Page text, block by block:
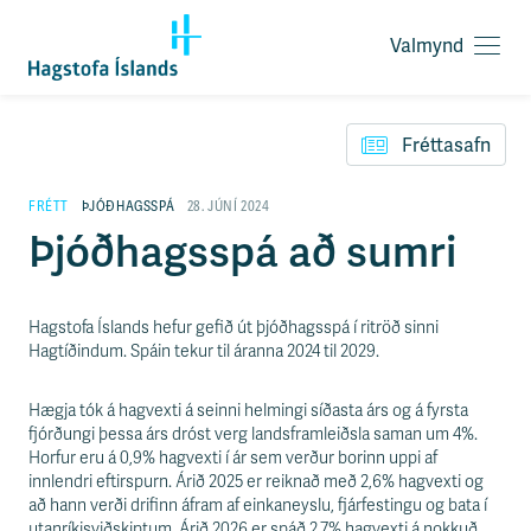
O
v
m
y
d
Valmynd
Fréttasafn
FRÉTT ÞJÓÐHAGSSPÁ 28. JÚNÍ 2024
Þjóðhagsspá að sumri
Hagstofa Íslands hefur gefið út þjóðhagsspá í ritröð sinni
Hagtíðindum. Spáin tekur til áranna 2024 til 2029.
Hægja tók á hagvexti á seinni helmingi síðasta árs og á fyrsta
fjórðungi þessa árs dróst verg landsframleiðsla saman um 4%.
Horfur eru á 0,9% hagvexti í ár sem verður borinn uppi af
innlendri eftirspurn. Árið 2025 er reiknað með 2,6% hagvexti og
að hann verði drifinn áfram af einkaneyslu, fjárfestingu og bata í